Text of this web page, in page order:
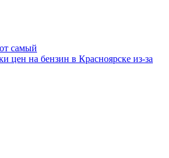
самый
цен на бензин в Красноярске из-за